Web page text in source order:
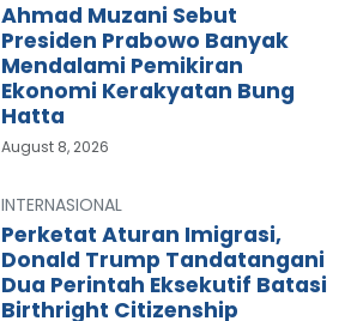
Ahmad Muzani Sebut
Presiden Prabowo Banyak
Mendalami Pemikiran
Ekonomi Kerakyatan Bung
Hatta
August 8, 2026
INTERNASIONAL
Perketat Aturan Imigrasi,
Donald Trump Tandatangani
Dua Perintah Eksekutif Batasi
Birthright Citizenship